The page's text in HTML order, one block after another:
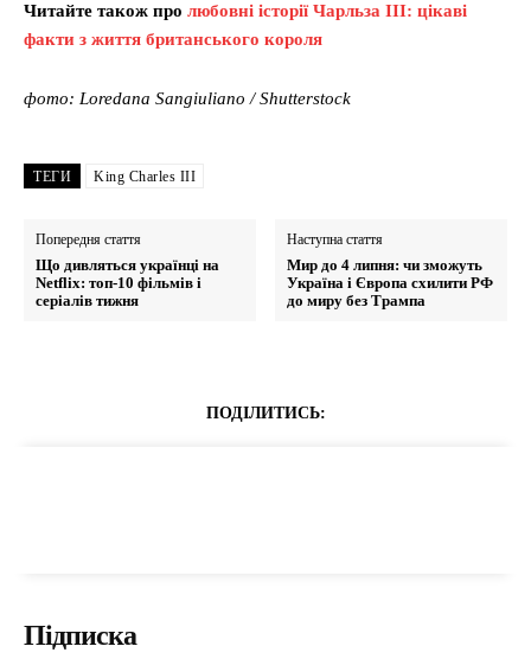
Читайте також про любовні історії Чарльза III: цікаві
факти з життя британського короля
фото: Loredana Sangiuliano / Shutterstock
ТЕГИ King Charles III
Попередня стаття
Що дивляться українці на
Netflix: топ-10 фільмів і
серіалів тижня
Наступна стаття
Мир до 4 липня: чи зможуть
Україна і Європа схилити РФ
до миру без Трампа
ПОДІЛИТИСЬ:
Підписка